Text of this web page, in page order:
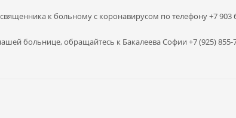
к больному с коронавирусом по телефону +7 903
больнице, обращайтесь к Бакалеева Софии +7 (925) 855-